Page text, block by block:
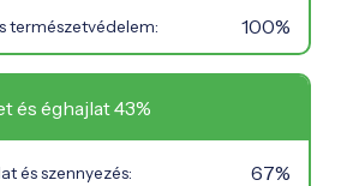
természetvédelem: 100%
és éghajlat 43%
és szennyezés: 67%